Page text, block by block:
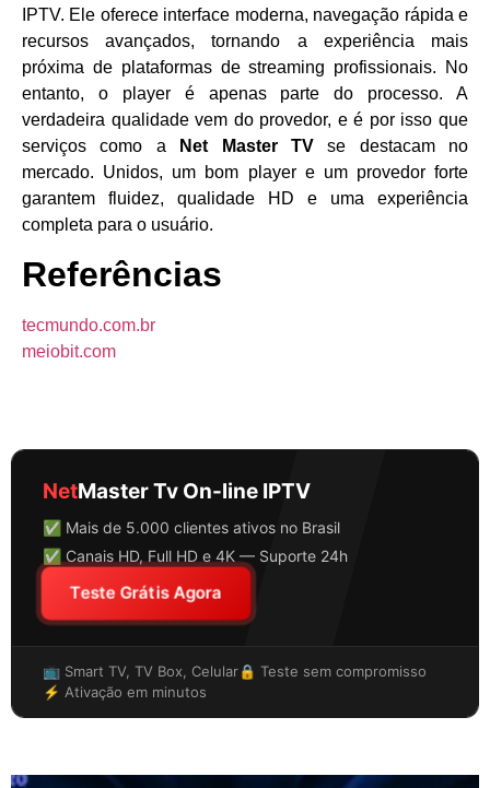
IPTV. Ele oferece interface moderna, navegação rápida e
recursos avançados, tornando a experiência mais
próxima de plataformas de streaming profissionais. No
entanto, o player é apenas parte do processo. A
verdadeira qualidade vem do provedor, e é por isso que
serviços como a
Net Master TVse destacam no
mercado. Unidos, um bom player e um provedor forte
garantem fluidez, qualidade HD e uma experiência
completa para o usuário.
Referências
tecmundo.com.br
meiobit.com
NetMaster Tv On-line IPTV
✅ Mais de 5.000 clientes ativos no Brasil
✅ Canais HD, Full HD e 4K — Suporte 24h
Teste Grátis Agora
📺 Smart TV, TV Box, Celular🔒 Teste sem compromisso
⚡ Ativação em minutos